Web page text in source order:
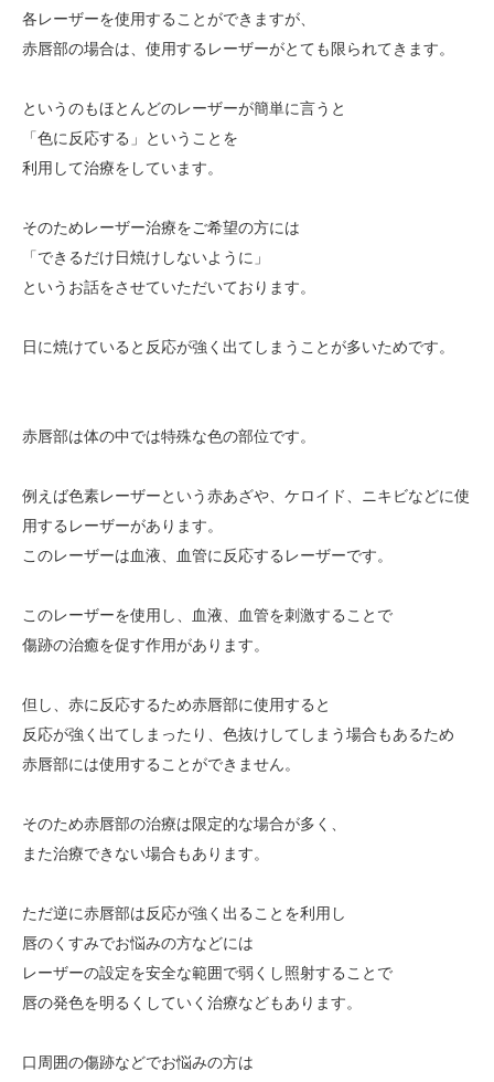
各レーザーを使用することができますが、
赤唇部の場合は、使用するレーザーがとても限られてきます。
というのもほとんどのレーザーが簡単に言うと
「色に反応する」ということを
利用して治療をしています。
そのためレーザー治療をご希望の方には
「できるだけ日焼けしないように」
というお話をさせていただいております。
日に焼けていると反応が強く出てしまうことが多いためです。
赤唇部は体の中では特殊な色の部位です。
例えば色素レーザーという赤あざや、ケロイド、ニキビなどに使
用するレーザーがあります。
このレーザーは血液、血管に反応するレーザーです。
このレーザーを使用し、血液、血管を刺激することで
傷跡の治癒を促す作用があります。
但し、赤に反応するため赤唇部に使用すると
反応が強く出てしまったり、色抜けしてしまう場合もあるため
赤唇部には使用することができません。
そのため赤唇部の治療は限定的な場合が多く、
また治療できない場合もあります。
ただ逆に赤唇部は反応が強く出ることを利用し
唇のくすみでお悩みの方などには
レーザーの設定を安全な範囲で弱くし照射することで
唇の発色を明るくしていく治療などもあります。
口周囲の傷跡などでお悩みの方は